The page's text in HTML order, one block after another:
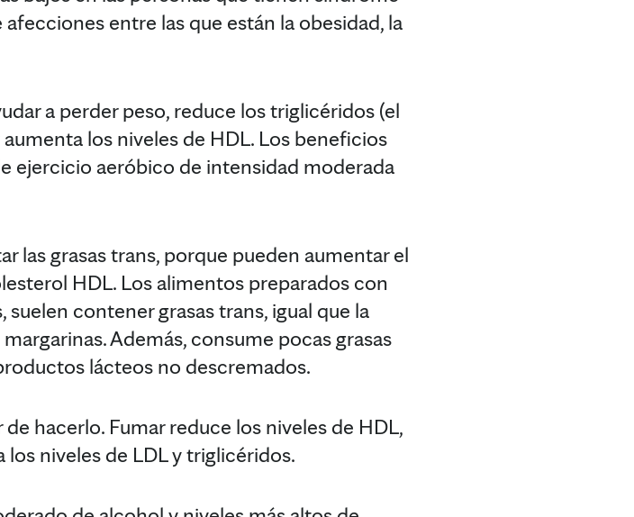
entre las que están la obesidad, la
a perder peso, reduce los triglicéridos (el
los niveles de HDL. Los beneficios
ejercicio aeróbico de intensidad moderada
las grasas trans, porque pueden aumentar el
HDL. Los alimentos preparados con
contener grasas trans, igual que la
Además, consume pocas grasas
lácteos no descremados.
hacerlo. Fumar reduce los niveles de HDL,
niveles de LDL y triglicéridos.